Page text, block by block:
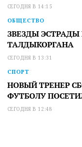
СЕГОДНЯ В 14:15
ОБЩЕСТВО
ЗВЕЗДЫ
ТАЛДЫКОРГАНА
СЕГОДНЯ В 13:31
СПОРТ
НОВЫЙ ТРЕНЕР
ФУТБОЛУ
СЕГОДНЯ В 12:48